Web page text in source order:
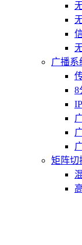
广播系
8
矩阵切